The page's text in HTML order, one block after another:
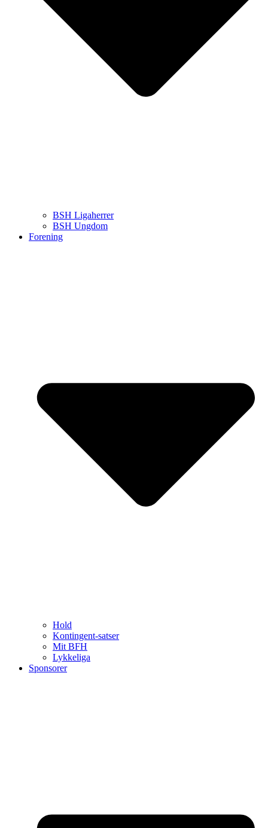
BSH Ligaherrer
BSH Ungdom
Forening
Hold
Kontingent-satser
Mit BFH
Lykkeliga
Sponsorer